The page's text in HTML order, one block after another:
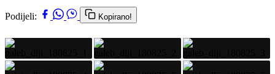
Podijeli: Kopirano!